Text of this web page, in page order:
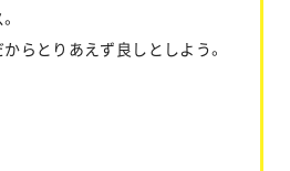
らとりあえず良しとしよう。